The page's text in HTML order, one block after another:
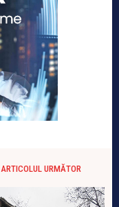
ARTICOLUL URMĂTOR